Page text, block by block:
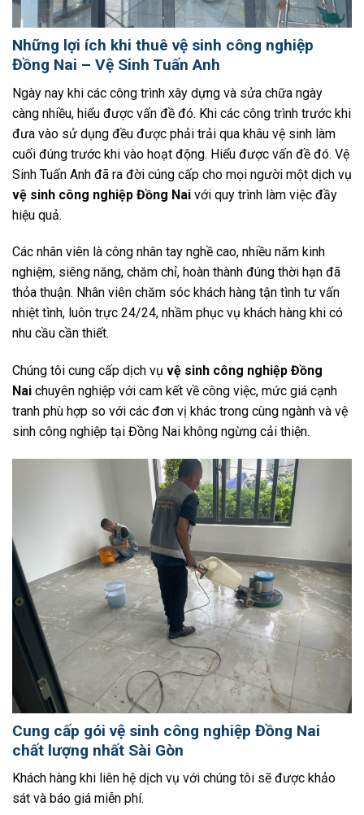
Những lợi ích khi thuê vệ sinh công nghiệp
Đồng Nai – Vệ Sinh Tuấn Anh
Ngày nay khi các công trình xây dựng và sửa chữa ngày
càng nhiều, hiểu được vấn đề đó. Khi các công trình trước khi
đưa vào sử dụng đều được phải trải qua khâu vệ sinh làm
cuối đúng trước khi vào hoạt động. Hiểu được vấn đề đó. Vệ
Sinh Tuấn Anh đã ra đời cúng cấp cho mọi người một dịch vụ
vệ sinh công nghiệp Đồng Nai với quy trình làm việc đầy
hiệu quả.
Các nhân viên là công nhân tay nghề cao, nhiều năm kinh
nghiệm, siêng năng, chăm chỉ, hoàn thành đúng thời hạn đã
thỏa thuận. Nhân viên chăm sóc khách hàng tận tình tư vấn
nhiệt tình, luôn trực 24/24, nhầm phục vụ khách hàng khi có
nhu cầu cần thiết.
Chúng tôi cung cấp dịch vụ vệ sinh công nghiệp Đồng
Nai chuyên nghiệp với cam kết về công việc, mức giá cạnh
tranh phù hợp so với các đơn vị khác trong cùng ngành và vệ
sinh công nghiệp tại Đồng Nai không ngừng cải thiện.
Cung cấp gói vệ sinh công nghiệp Đồng Nai
chất lượng nhất Sài Gòn
Khách hàng khi liên hệ dịch vụ với chúng tôi sẽ được khảo
sát và báo giá miễn phí.